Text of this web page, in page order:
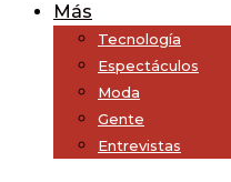
Más
Tecnología
Espectáculos
Moda
Gente
Entrevistas